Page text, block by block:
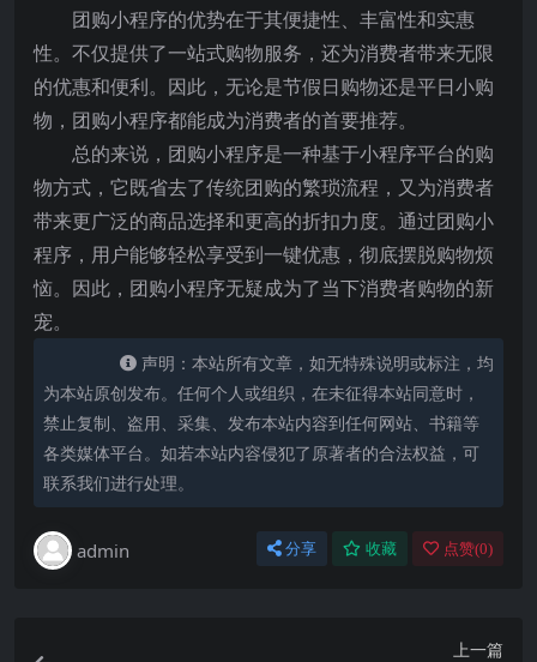
团购小程序的优势在于其便捷性、丰富性和实惠
性。不仅提供了一站式购物服务，还为消费者带来无限
的优惠和便利。因此，无论是节假日购物还是平日小购
物，团购小程序都能成为消费者的首要推荐。
总的来说，团购小程序是一种基于小程序平台的购
物方式，它既省去了传统团购的繁琐流程，又为消费者
带来更广泛的商品选择和更高的折扣力度。通过团购小
程序，用户能够轻松享受到一键优惠，彻底摆脱购物烦
恼。因此，团购小程序无疑成为了当下消费者购物的新
宠。
声明：本站所有文章，如无特殊说明或标注，均
为本站原创发布。任何个人或组织，在未征得本站同意时，
禁止复制、盗用、采集、发布本站内容到任何网站、书籍等
各类媒体平台。如若本站内容侵犯了原著者的合法权益，可
联系我们进行处理。
admin 分享 收藏 点赞(0)
上一篇